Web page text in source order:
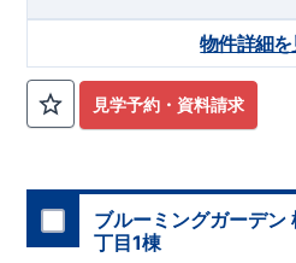
見学予約・資料請求
物件詳細を
ブルーミングガーデン
丁目1棟